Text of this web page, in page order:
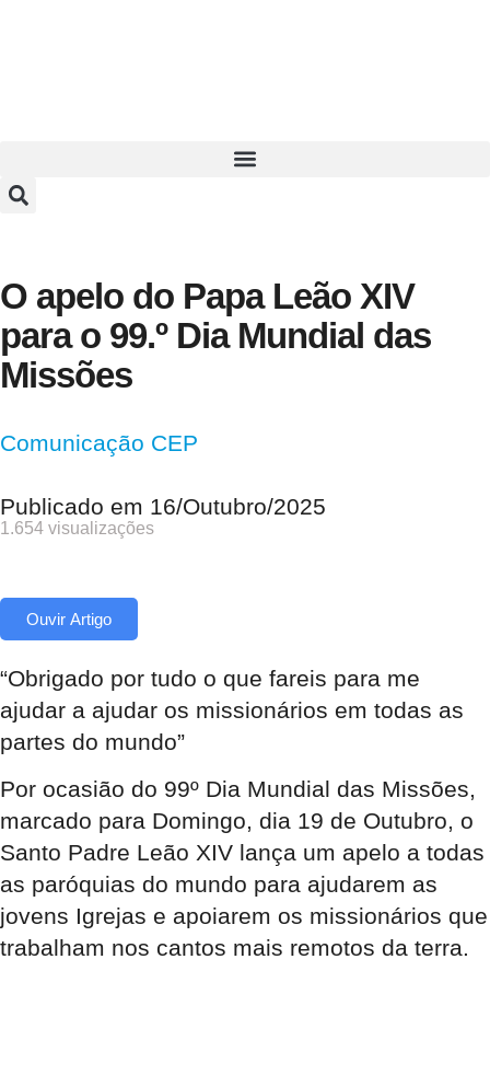
O apelo do Papa Leão XIV
para o 99.º Dia Mundial das
Missões
Comunicação CEP
Publicado em 16/Outubro/2025
1.654 visualizações
Ouvir Artigo
“Obrigado por tudo o que fareis para me
ajudar a ajudar os missionários em todas as
partes do mundo”
Por ocasião do 99º Dia Mundial das Missões,
marcado para Domingo, dia 19 de Outubro, o
Santo Padre Leão XIV lança um apelo a todas
as paróquias do mundo para ajudarem as
jovens Igrejas e apoiarem os missionários que
trabalham nos cantos mais remotos da terra.